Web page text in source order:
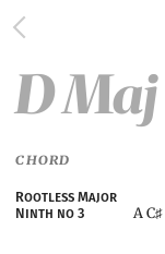
D Maj
CHORD
Rootless Major
Ninth no 3
A C♯